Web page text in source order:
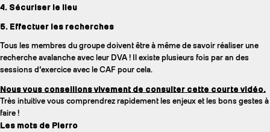
4. Sécuriser le lieu
5. Effectuer les recherches
Tous les membres du groupe doivent être à même de savoir réaliser une
recherche avalanche avec leur DVA ! Il existe plusieurs fois par an des
sessions d’exercice avec le CAF pour cela.
Nous vous conseillons vivement de consulter cette courte vidéo.
Très intuitive vous comprendrez rapidement les enjeux et les bons gestes à
faire !
Les mots de Pierro